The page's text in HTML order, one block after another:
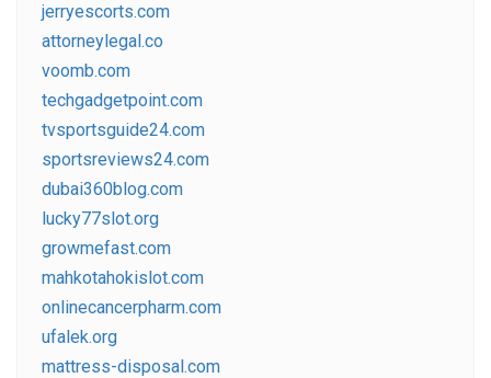
jerryescorts.com
attorneylegal.co
voomb.com
techgadgetpoint.com
tvsportsguide24.com
sportsreviews24.com
dubai360blog.com
lucky77slot.org
growmefast.com
mahkotahokislot.com
onlinecancerpharm.com
ufalek.org
mattress-disposal.com